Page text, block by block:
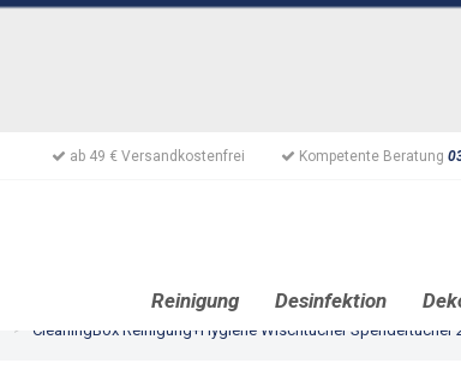
ab 49 € Versandkostenfrei Kompetente Beratung
Reinigung Desinfektion
CleaningBox Reinigung+Hygiene Wischtücher Spendertücher